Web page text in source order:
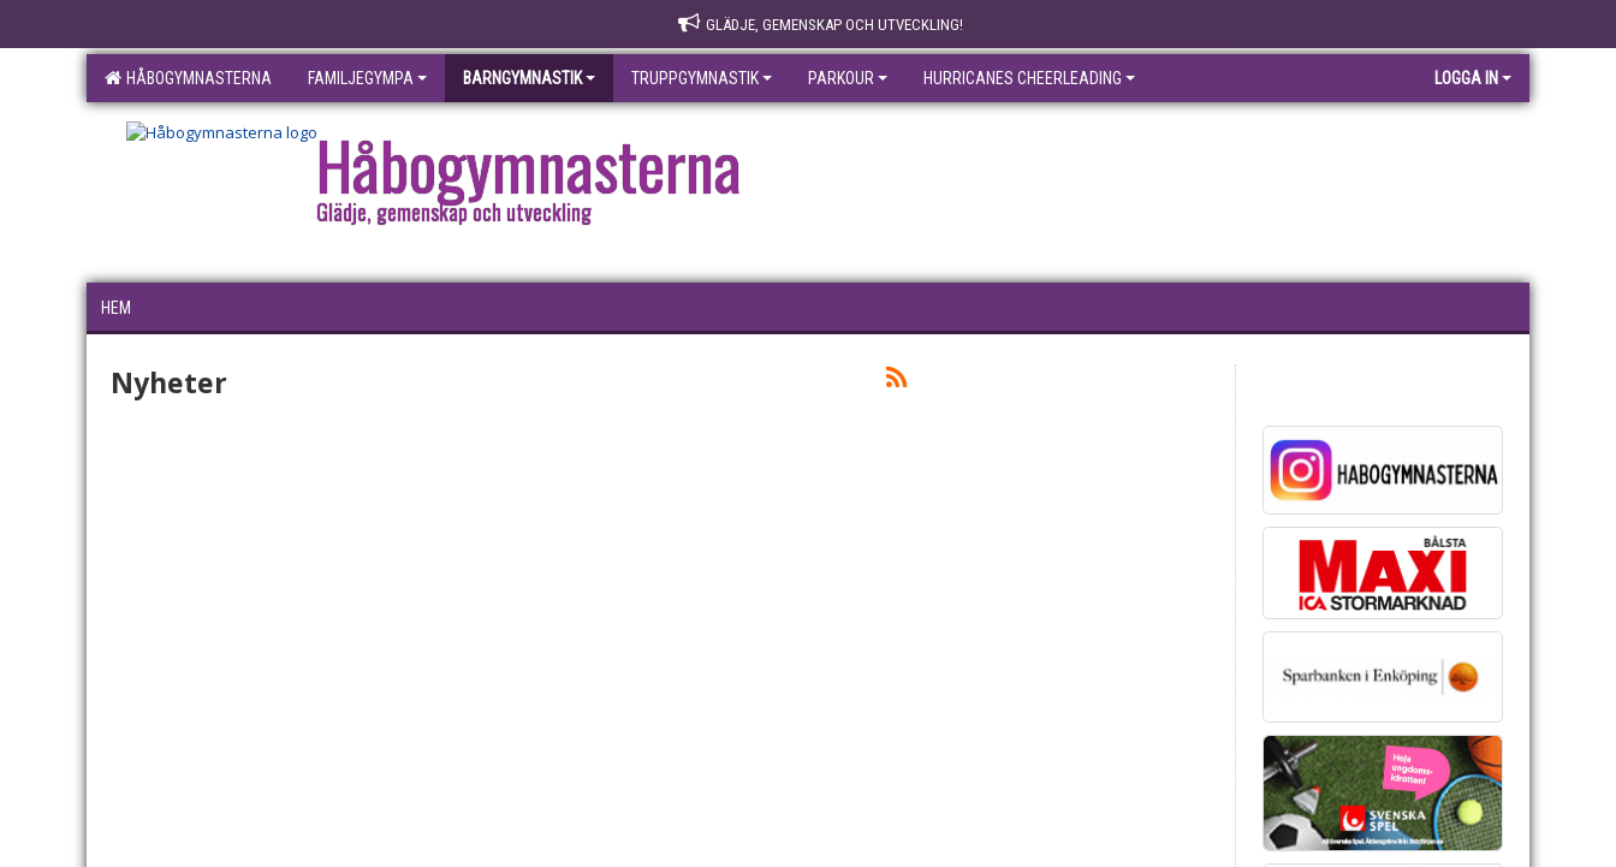
GLÄDJE, GEMENSKAP OCH UTVECKLING!
HÅBOGYMNASTERNA FAMILJEGYMPA BARNGYMNASTIK TRUPPGYMNASTIK PARKOUR HURRICANES CHEERLEADING LOGGA IN
Håbogymnasterna
Glädje, gemenskap och utveckling
HEM
Nyheter